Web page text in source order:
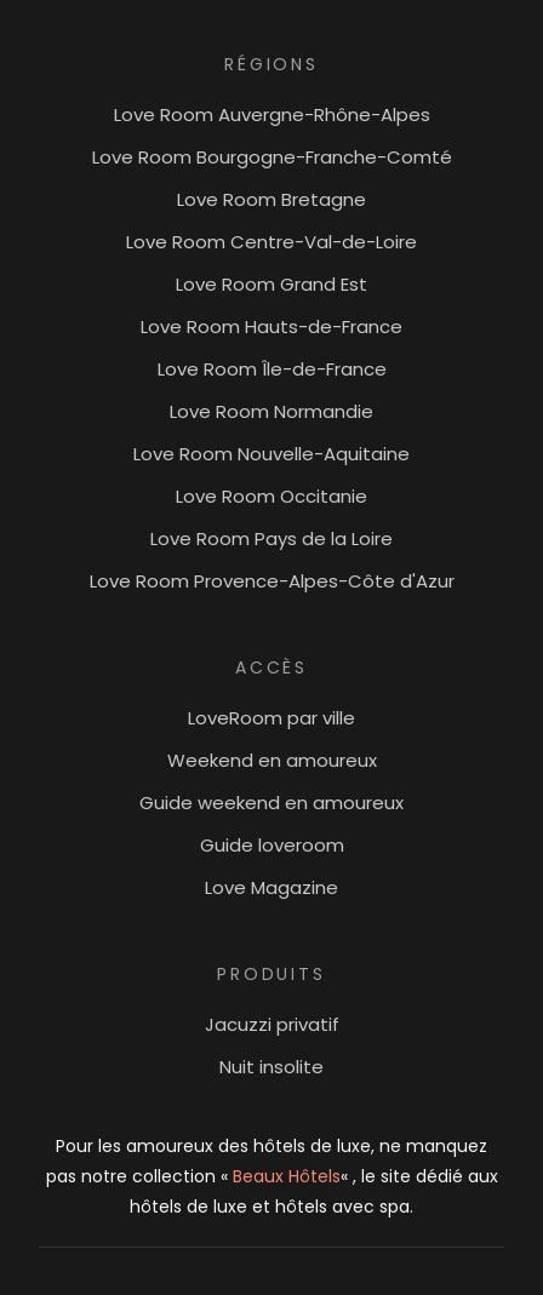
RÉGIONS
Love Room Auvergne-Rhône-Alpes
Love Room Bourgogne-Franche-Comté
Love Room Bretagne
Love Room Centre-Val-de-Loire
Love Room Grand Est
Love Room Hauts-de-France
Love Room Île-de-France
Love Room Normandie
Love Room Nouvelle-Aquitaine
Love Room Occitanie
Love Room Pays de la Loire
Love Room Provence-Alpes-Côte d'Azur
ACCÈS
LoveRoom par ville
Weekend en amoureux
Guide weekend en amoureux
Guide loveroom
Love Magazine
PRODUITS
Jacuzzi privatif
Nuit insolite
Pour les amoureux des hôtels de luxe, ne manquez
pas notre collection « Beaux Hôtels« , le site dédié aux
hôtels de luxe et hôtels avec spa.